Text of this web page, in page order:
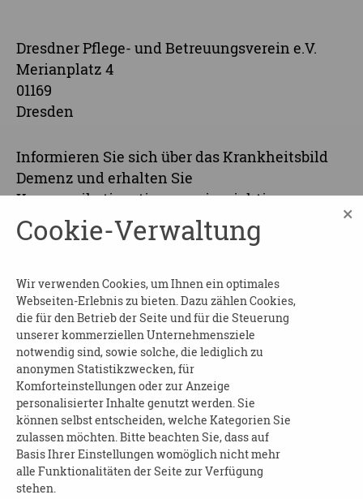
Dresdner Pflege- und Betreuungsverein e.V.
Merianplatz 4
01169
Dresden
Informieren Sie sich über das Krankheitsbild
Demenz und erhalten Sie
Kommunikationstipps sowie wichtige
Adressen und Ansprechpersonen in Dresden.
Nach der Veranstaltung erhalten Sie eine
Beginn und Dauer:am 26.08.2026 von 16:00 bis
19:00 Uhr
Wo: Dresdner Pflege- und Betreuungsverein
e.V., im Sachsenforum, 2. Ebene
Kosten: frei
Anmeldungerforderlich an:
Kompetenzaufgaben Demenz
Telefon: 0351 4166047
Cookie-Verwaltung ×
Wir verwenden Cookies, um Ihnen ein optimales
Webseiten-Erlebnis zu bieten. Dazu zählen Cookies,
die für den Betrieb der Seite und für die Steuerung
unserer kommerziellen Unternehmensziele
notwendig sind, sowie solche, die lediglich zu
anonymen Statistikzwecken, für
Komforteinstellungen oder zur Anzeige
personalisierter Inhalte genutzt werden. Sie
können selbst entscheiden, welche Kategorien Sie
zulassen möchten. Bitte beachten Sie, dass auf
Basis Ihrer Einstellungen womöglich nicht mehr
alle Funktionalitäten der Seite zur Verfügung
stehen.